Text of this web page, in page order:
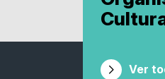
Ver